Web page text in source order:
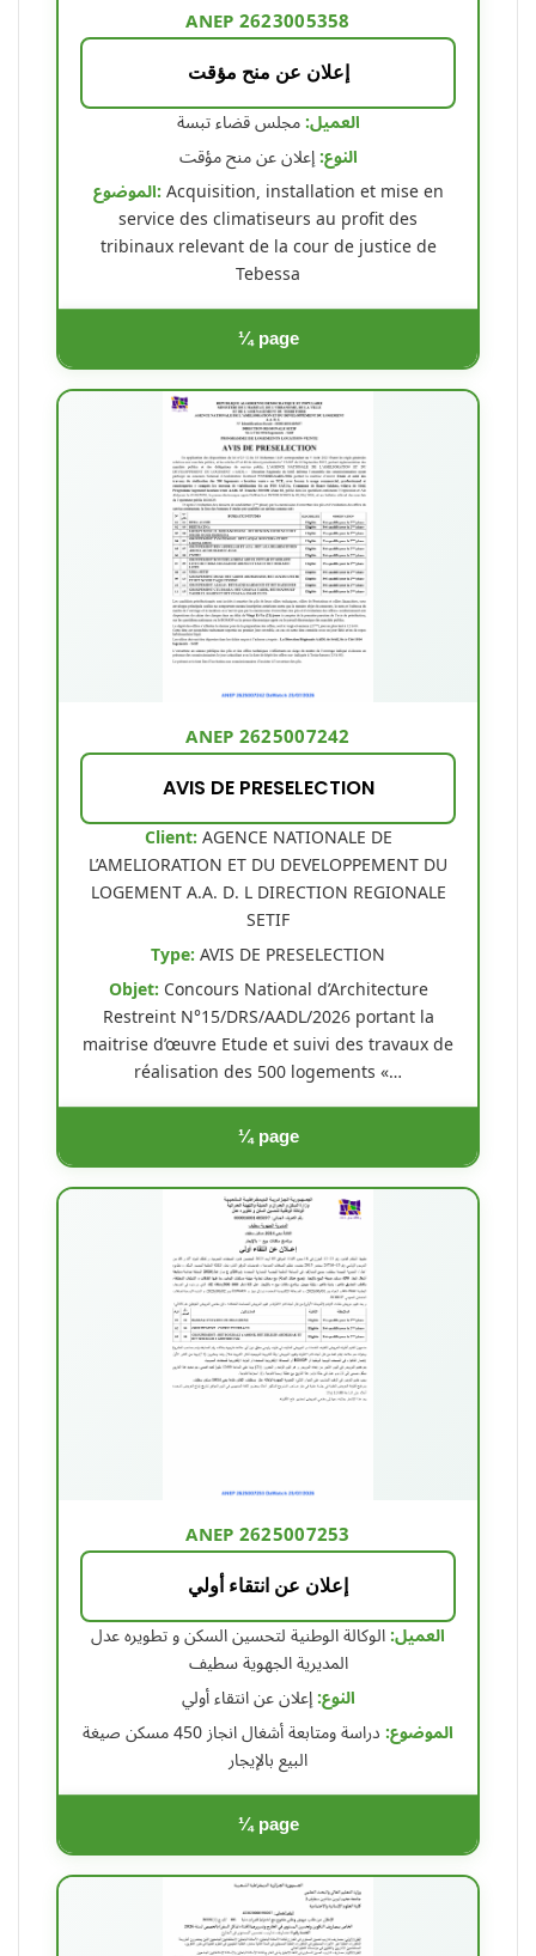
ANEP 2623005358
إعلان عن منح مؤقت
العميل:مجلس قضاء تبسة
النوع:إعلان عن منح مؤقت
الموضوع:Acquisition, installation et mise en
service des climatiseurs au profit des
tribinaux relevant de la cour de justice de
Tebessa
¼ page
ANEP 2625007242
AVIS DE PRESELECTION
Client:AGENCE NATIONALE DE
L’AMELIORATION ET DU DEVELOPPEMENT DU
LOGEMENT A.A. D. L DIRECTION REGIONALE
SETIF
Type:AVIS DE PRESELECTION
Objet: Concours National d’Architecture
Restreint N°15/DRS/AADL/2026 portant la
maitrise d’œuvre Etude et suivi des travaux de
réalisation des 500 logements «…
¼ page
ANEP 2625007253
إعلان عن انتقاء أولي
العميل:الوكالة الوطنية لتحسين السكن و تطويره عدل
المديرية الجهوية سطيف
النوع:إعلان عن انتقاء أولي
الموضوع:
دراسة ومتابعة أشغال انجاز 450 مسكن صيغة
البيع بالإيجار
¼ page